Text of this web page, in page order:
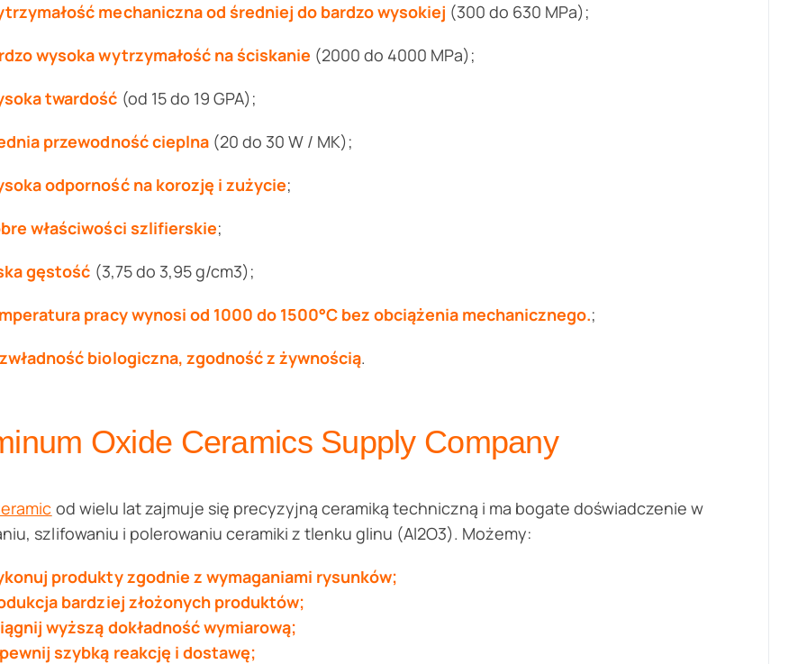
mechaniczna od średniej do bardzo wysokiej (300 do 630 MPa);
wysoka wytrzymałość na ściskanie (2000 do 4000 MPa);
twardość (od 15 do 19 GPA);
przewodność cieplna(20 do 30 W / MK);
odporność na korozję i zużycie;
właściwości szlifierskie;
gęstość (3,75 do 3,95 g/cm3);
pracy wynosi od 1000 do 1500°C bez obciążenia mechanicznego.;
biologiczna, zgodność z żywnością.
Oxide Ceramics Supply Company
od wielu lat zajmuje się precyzyjną ceramiką techniczną i ma bogate doświadczenie w
szlifowaniu i polerowaniu ceramiki z tlenku glinu (Al2O3). Możemy:
produkty zgodnie z wymaganiami rysunków;
bardziej złożonych produktów;
wyższą dokładność wymiarową;
szybką reakcję i dostawę;